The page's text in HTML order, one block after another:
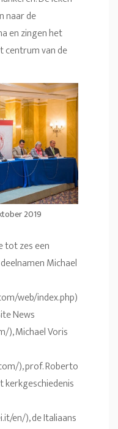
naar de
en zingen het
centrum van de
2019
tot zes een
Michael
web/index.php)
News
), Michael Voris
), prof. Roberto
en/), de Italiaans